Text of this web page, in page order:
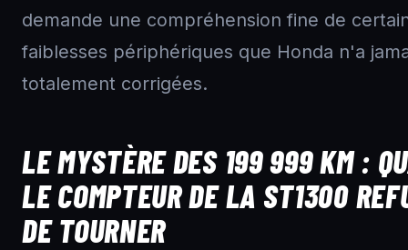
demande une compréhension fine de
faiblesses périphériques que Honda n'a
totalement corrigées.
LE MYSTÈRE DES 199 999 KM :
LE COMPTEUR DE LA ST1300
DE TOURNER